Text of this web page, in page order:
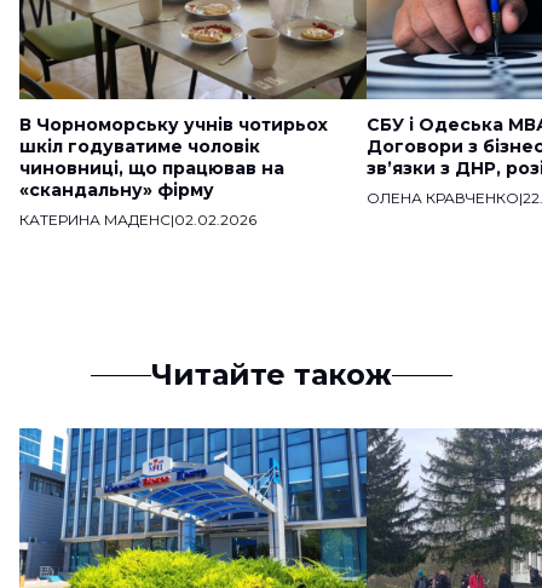
В Чорноморську учнів чотирьох
шкіл годуватиме чоловік
чиновниці, що працював на
«скандальну» фірму
КАТЕРИНА МАДЕНС|02.02.2026
СБУ і Одеська
Договори з
звʼязки з ДНР,
ОЛЕНА КРАВЧЕНКО|
Читайте також